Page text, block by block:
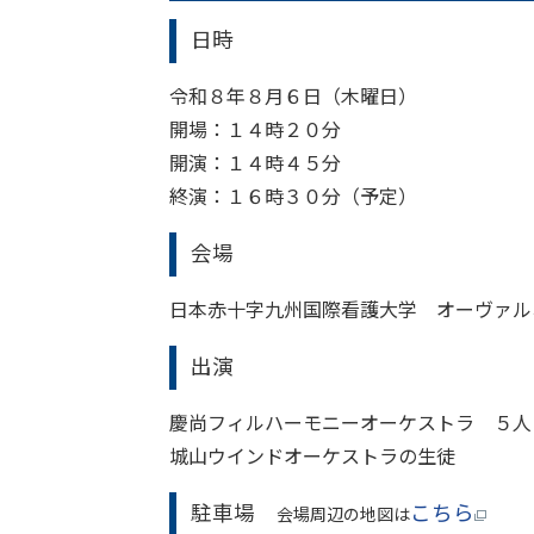
日時
令和８年８月６日（木曜日）
開場：１４時２０分
開演：１４時４５分
終演：１６時３０分（予定）
会場
日本赤十字九州国際看護大学 オーヴァ
出演
慶尚フィルハーモニーオーケストラ ５人
城山ウインドオーケストラの生徒
駐車場 会場周辺の地図はこちら